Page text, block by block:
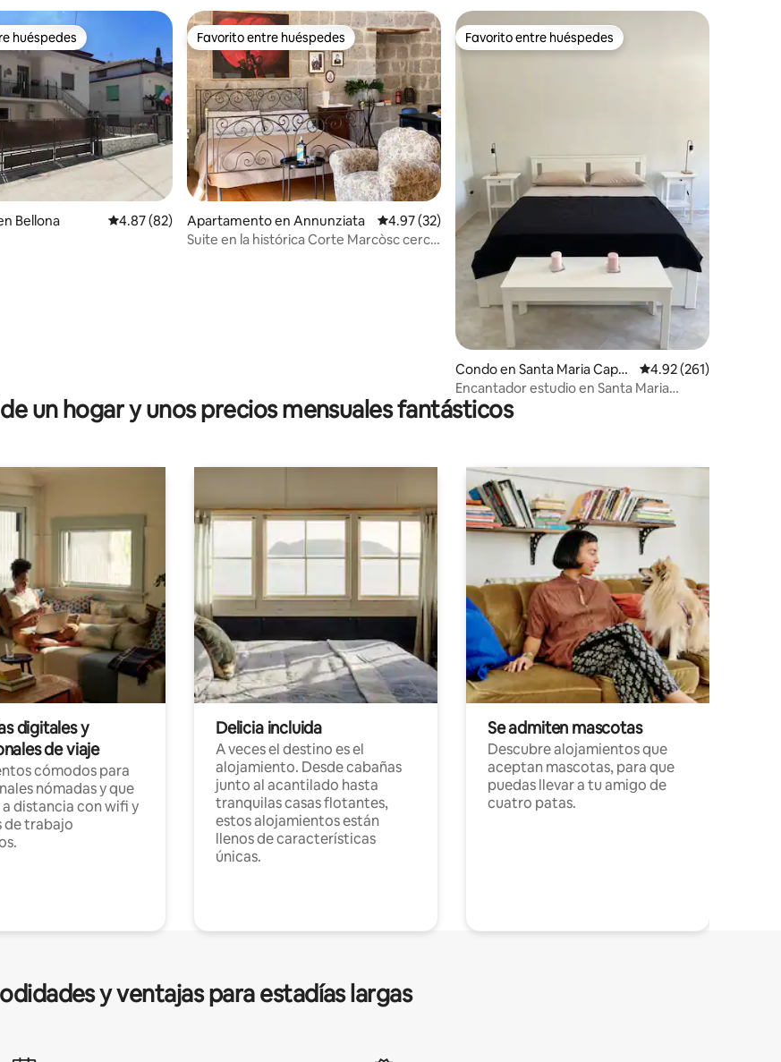
de 5, 97 reseñas
huéspedes
huéspedes
Bellona Calificación promedio: 4.87 de 5, 82 reseñas
4.87 (82)
Favorito entre huéspedes
Favorito entre huéspedes
Apartamento en Annunziata Calificación promedio: 4.97 de 5, 32 reseñas
4.97 (32)
Suite en la histórica Corte Marcòsc cerca
Favorito entre huéspedes
Favorito entre huéspedes
Condo en Santa Maria Capu
a Vetere
Calificación promedio:
4.92 (261)
Encantador estudio en Santa Maria
Capua V.
un hogar y unos precios mensuales fantásticos
digitales y
de viaje
cómodos para
nómadas y que
distancia con wifi y
de trabajo
Delicia incluida
A veces el destino es el
alojamiento. Desde cabañas
junto al acantilado hasta
tranquilas casas flotantes,
estos alojamientos están
llenos de características
únicas.
Se admiten mascotas
Descubre alojamientos que
aceptan mascotas, para que
puedas llevar a tu amigo de
cuatro patas.
y ventajas para estadías largas